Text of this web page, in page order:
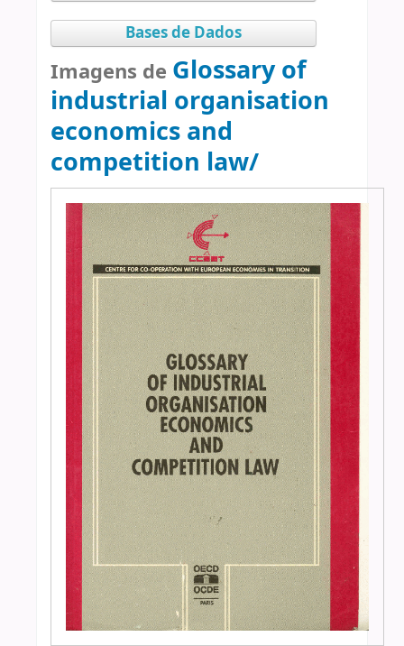
Bases de Dados
Imagens de Glossary of
industrial organisation
economics and
competition law/